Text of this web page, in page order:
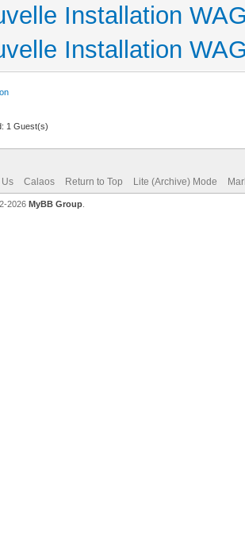
Installation
Installation
1 Guest(s)
Us Calaos Return to Top Lite (Archive) Mode
2026 MyBB Group